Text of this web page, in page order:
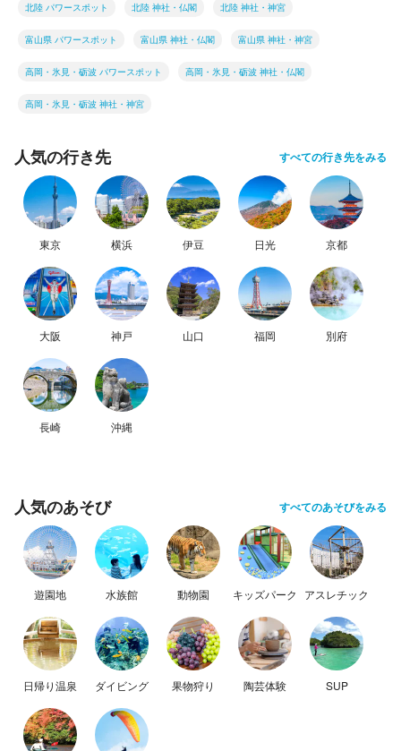
北陸 パワースポット 北陸 神社・仏閣 北陸 神社・神宮
富山県 パワースポット 富山県 神社・仏閣 富山県 神社・神宮
高岡・氷見・砺波 パワースポット 高岡・氷見・砺波 神社・仏閣
高岡・氷見・砺波 神社・神宮
人気の行き先 すべての行き先をみる
東京 横浜 伊豆 日光 京都
大阪 神戸 山口 福岡 別府
長崎 沖縄
人気のあそび すべてのあそびをみる
遊園地 水族館 動物園 キッズパーク アスレチック
日帰り温泉 ダイビング 果物狩り 陶芸体験 SUP